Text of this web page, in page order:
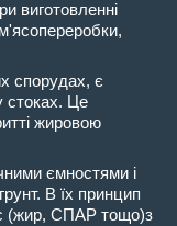
виготовленні
спорудах, є
стоках. Це
жировою
ємностями і
В їх принцип
(жир, СПАР тощо)з